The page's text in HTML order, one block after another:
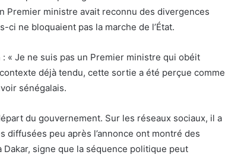
Premier ministre avait reconnu des divergences
ci ne bloquaient pas la marche de l’État.
« Je ne suis pas un Premier ministre qui obéit
déjà tendu, cette sortie a été perçue comme
sénégalais.
du gouvernement. Sur les réseaux sociaux, il a
peu après l’annonce ont montré des
signe que la séquence politique peut